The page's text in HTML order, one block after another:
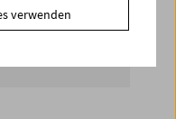
verwenden